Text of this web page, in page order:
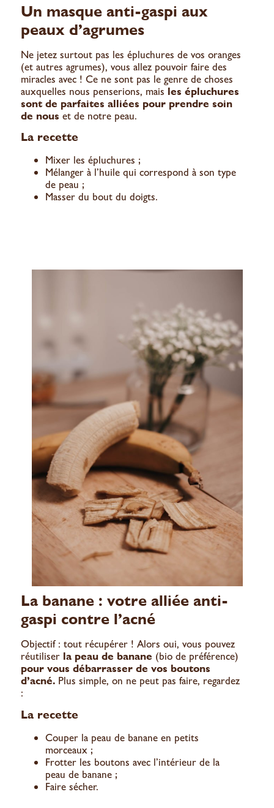
Un masque anti-gaspi aux
peaux d’agrumes
Ne jetez surtout pas les épluchures de vos oranges
(et autres agrumes), vous allez pouvoir faire des
miracles avec ! Ce ne sont pas le genre de choses
auxquelles nous penserions, mais les épluchures
sont de parfaites alliées pour prendre soin
de nouset de notre peau.
La recette
Mixer les épluchures ;
Mélanger à l’huile qui correspond à son type
de peau ;
Masser du bout du doigts.
La banane : votre alliée anti-
gaspi contre l’acné
Objectif : tout récupérer ! Alors oui, vous pouvez
réutiliser la peau de banane (bio de préférence)
pour vous débarrasser de vos boutons
d’acné. Plus simple, on ne peut pas faire, regardez
:
La recette
Couper la peau de banane en petits
morceaux ;
Frotter les boutons avec l’intérieur de la
peau de banane ;
Faire sécher.